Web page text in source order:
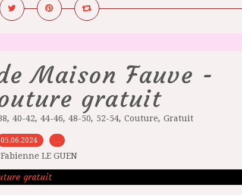
Maison Fauve -
gratuit
, 40-42, 44-46, 48-50, 52-54, Couture, Gratuit
05.06.2024 …
LE GUEN